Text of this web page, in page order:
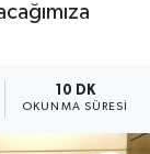
10 DK
OKUNMA SÜRESI